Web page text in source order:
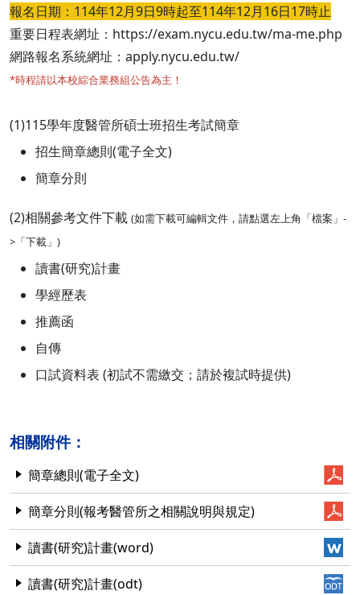
報名日期：114年12月9日9時起至114年12月16日17時止
重要日程表網址：https://exam.nycu.edu.tw/ma-me.php
網路報名系統網址：apply.nycu.edu.tw/
*時程請以本校綜合業務組公告為主！
(1)115學年度醫管所碩士班招生考試簡章
招生簡章總則(電子全文)
簡章分則
(2)相關參考文件下載 (如需下載可編輯文件，請點選左上角「檔案」-
>「下載」)
讀書(研究)計畫
學經歷表
推薦函
自傳
口試資料表 (初試不需繳交；請於複試時提供)
相關附件：
簡章總則(電子全文)
簡章分則(報考醫管所之相關說明與規定)
讀書(研究)計畫(word)
讀書(研究)計畫(odt)